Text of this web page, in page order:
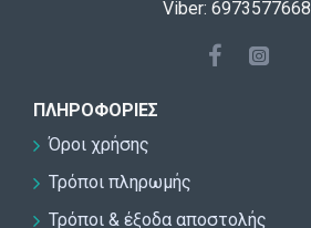
Viber: 6973577668
ΠΛΗΡΟΦΟΡΊΕΣ
Όροι χρήσης
Τρόποι πληρωμής
Τρόποι & έξοδα αποστολής